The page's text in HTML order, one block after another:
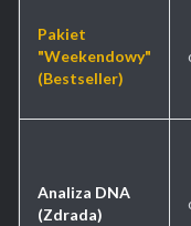
Pakiet
"Weekendowy"
(Bestseller)
Analiza DNA
(Zdrada)